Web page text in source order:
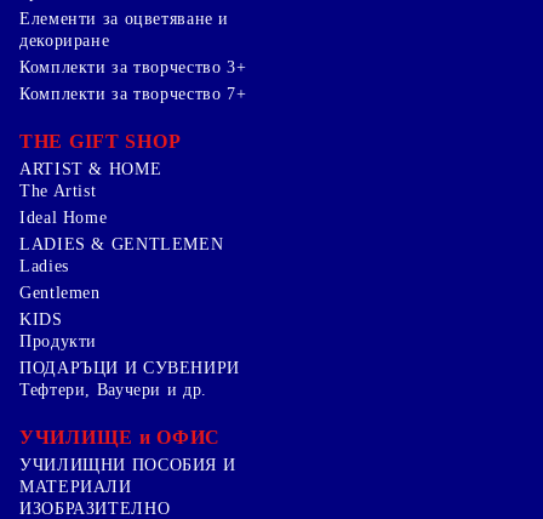
Елементи за оцветяване и
декориране
Комплекти за творчество 3+
Комплекти за творчество 7+
THE GIFT SHOP
ARTIST & HOME
The Artist
Ideal Home
LADIES & GENTLEMEN
Ladies
Gentlemen
KIDS
Продукти
ПОДАРЪЦИ И СУВЕНИРИ
Тефтери, Ваучери и др.
УЧИЛИЩЕ и ОФИС
УЧИЛИЩНИ ПОСОБИЯ И
МАТЕРИАЛИ
ИЗОБРАЗИТЕЛНО